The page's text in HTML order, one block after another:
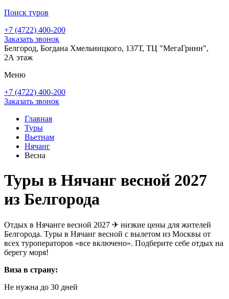
Поиск туров
+7 (4722) 400-200
Заказать звонок
Белгород, Богдана Хмельницкого, 137Т, ТЦ "МегаГринн",
2А этаж
Меню
+7 (4722) 400-200
Заказать звонок
Главная
Туры
Вьетнам
Нячанг
Весна
Туры в Нячанг весной 2027
из Белгорода
Отдых в Нячанге весной 2027 ✈ низкие цены для жителей
Белгорода. Туры в Нячанг весной с вылетом из Москвы от
всех туроператоров «все включено». Подберите себе отдых на
берегу моря!
Виза в страну:
Не нужна до 30 дней